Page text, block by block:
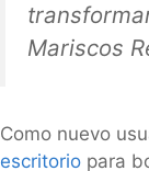
Mariscos
Como nuevo
escritorio para